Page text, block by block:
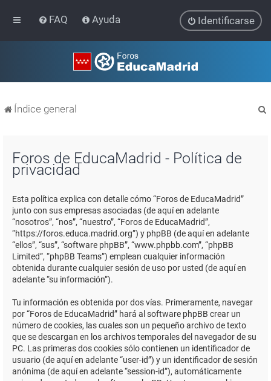
FAQ Ayuda Identificarse
Índice general
Foros de EducaMadrid - Política de
privacidad
Esta política explica con detalle cómo “Foros de EducaMadrid”
junto con sus empresas asociadas (de aquí en adelante
“nosotros”, “nos”, “nuestro”, “Foros de EducaMadrid”,
“https://foros.educa.madrid.org”) y phpBB (de aquí en adelante
“ellos”, “sus”, “software phpBB”, “www.phpbb.com”, “phpBB
Limited”, “phpBB Teams”) emplean cualquier información
obtenida durante cualquier sesión de uso por usted (de aquí en
adelante “su información”).
Tu información es obtenida por dos vías. Primeramente, navegar
por “Foros de EducaMadrid” hará al software phpBB crear un
número de cookies, las cuales son un pequeño archivo de texto
que se descargan en los archivos temporales del navegador de su
PC. Las primeras dos cookies sólo contienen un identificador de
usuario (de aquí en adelante “user-id”) y un identificador de sesión
anónima (de aquí en adelante “session-id”), automáticamente